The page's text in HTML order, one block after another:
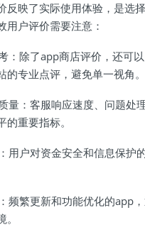
反映了实际使用体验，是选
用户评价需要注意：
：除了app商店评价，还可
的专业点评，避免单一视角。
量：客服响应速度、问题处
重要指标。
用户对资金安全和信息保护
频繁更新和功能优化的app